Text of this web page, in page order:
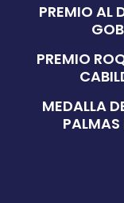
PREMIO AL
PREMIO
MEDALLA